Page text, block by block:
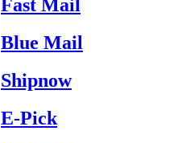
Fast Mail
Blue Mail
Shipnow
E-Pick